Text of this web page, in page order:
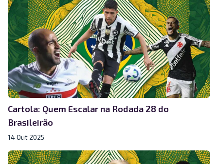
Cartola: Quem Escalar na Rodada 28 do
Brasileirão
14 Out 2025